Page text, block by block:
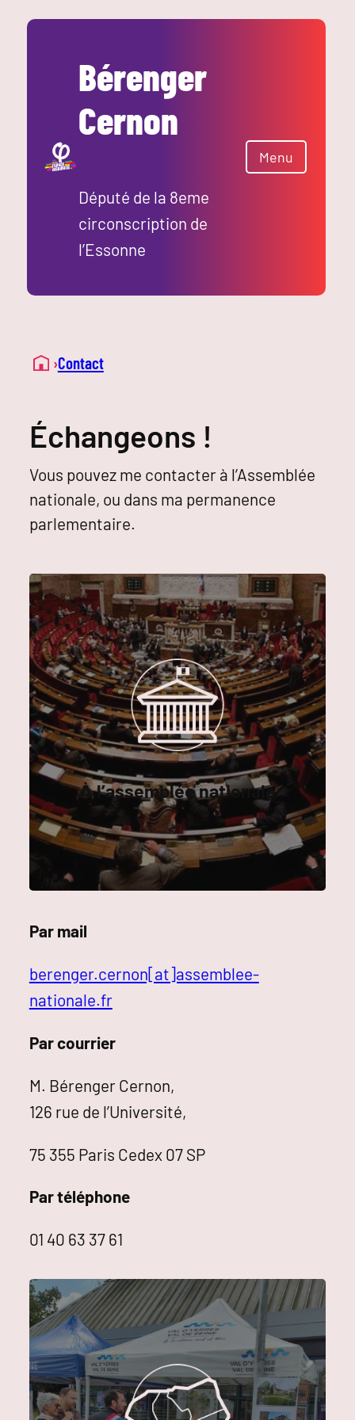
Bérenger
Cernon
Député de la 8eme
circonscription de
l’Essonne
Menu
›Contact
Échangeons !
Vous pouvez me contacter à l’Assemblée
nationale, ou dans ma permanence
parlementaire.
À l’assemblée nationale
Par mail
berenger.cernon[at]assemblee-
nationale.fr
Par courrier
M. Bérenger Cernon,
126 rue de l’Université,
75 355 Paris Cedex 07 SP
Par téléphone
01 40 63 37 61